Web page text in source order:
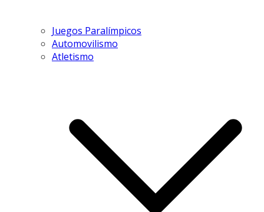
Juegos Paralímpicos
Automovilismo
Atletismo